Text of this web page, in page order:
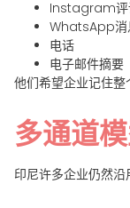
Instagram评
WhatsApp消
电话
电子邮件摘要
他们希望企业记住
多通道
印尼许多企业仍然沿